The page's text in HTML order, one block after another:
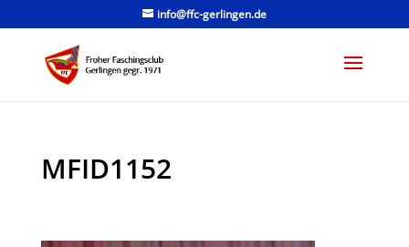
info@ffc-gerlingen.de
MFID1152